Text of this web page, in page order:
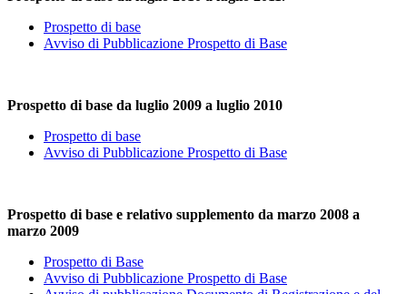
Prospetto di base
Avviso di Pubblicazione Prospetto di Base
Prospetto di base da luglio 2009 a luglio 2010
Prospetto di base
Avviso di Pubblicazione Prospetto di Base
Prospetto di base e relativo supplemento da marzo 2008 a
marzo 2009
Prospetto di Base
Avviso di Pubblicazione Prospetto di Base